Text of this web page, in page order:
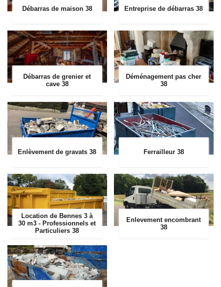
Débarras de maison 38 Entreprise de débarras 38
Débarras de grenier et
cave 38
Déménagement pas cher
38
Enlèvement de gravats 38 Ferrailleur 38
Location de Bennes 3 à
30 m3 - Professionnels et
Particuliers 38
Enlevement encombrant
38